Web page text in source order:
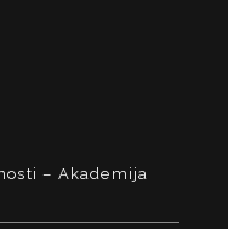
– Akademija